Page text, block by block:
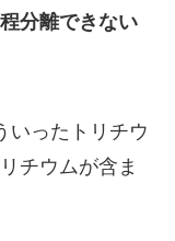
分離できない
いったトリチウ
チウムが含ま